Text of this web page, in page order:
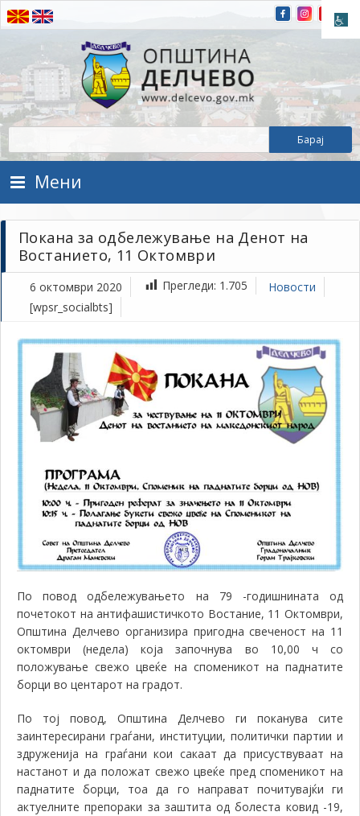
Прескокнете на содржината
Општина Делчево
Општина Делчево
Мени
Покана за одбележување на Денот на
Востанието, 11 Октомври
6 октомври 2020 Прегледи: 1.705
Новости
[wpsr_socialbts]
По повод одбележувањето на 79 -годишнината од
почетокот на антифашистичкото Востание, 11 Октомври,
Општина Делчево организира пригодна свеченост на 11
октомври (недела) која започнува во 10,00 ч со
положување свежо цвеќе на споменикот на паднатите
борци во центарот на градот.
По тој повод, Општина Делчево ги поканува сите
заинтересирани граѓани, институции, политички партии и
здруженија на граѓани кои сакаат да присуствуваат на
настанот и да положат свежо цвеќе пред споменикот на
паднатите борци, тоа да го направат почитувајќи ги
актуелните препораки за заштита од болеста ковид -19,